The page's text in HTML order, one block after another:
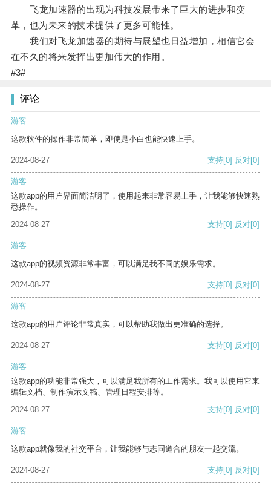
飞龙加速器的出现为科技发展带来了巨大的进步和变
革，也为未来的技术提供了更多可能性。
我们对飞龙加速器的期待与展望也日益增加，相信它会
在不久的将来发挥出更加伟大的作用。
#3#
评论
游客
这款软件的操作非常简单，即使是小白也能快速上手。
2024-08-27 支持[0] 反对[0]
游客
这款app的用户界面简洁明了，使用起来非常容易上手，让我能够快速熟
悉操作。
2024-08-27
支持[0] 反对[0]
游客
这款app的视频资源非常丰富，可以满足我不同的娱乐需求。
2024-08-27 支持[0] 反对[0]
游客
这款app的用户评论非常真实，可以帮助我做出更准确的选择。
2024-08-27 支持[0] 反对[0]
游客
这款app的功能非常强大，可以满足我所有的工作需求。我可以使用它来
编辑文档、制作演示文稿、管理日程安排等。
2024-08-27
支持[0] 反对[0]
游客
这款app就像我的社交平台，让我能够与志同道合的朋友一起交流。
2024-08-27 支持[0] 反对[0]